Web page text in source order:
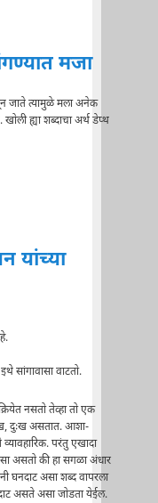
मजा
जाते त्यामुळे मला अनेक
ह्या शब्दाचा अर्थ डेप्थ
यांच्या
सांगावासा वाटतो.
नसतो तेव्हा तो एक
दुःख असतात. आशा-
परंतु एखादा
असतो की हा सगळा अंधार
घनदाट असा शब्द वापरला
असते असा जोडता येईल.